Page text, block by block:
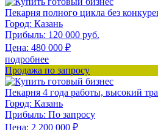
Пекарня полного цикла без
Город: Казань
Прибыль: 120 000 руб.
Цена: 480 000 ₽
подробнее
Продажа по запросу
Пекарня 4 года работы, высокий
Город: Казань
Прибыль: По запросу
Цена: 2 200 000 ₽